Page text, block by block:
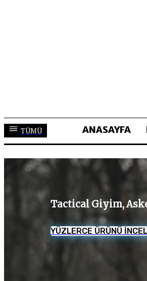
TÜMÜ ANASAYFA
Tactical Giyim,
YÜZLERCE ÜRÜNÜ